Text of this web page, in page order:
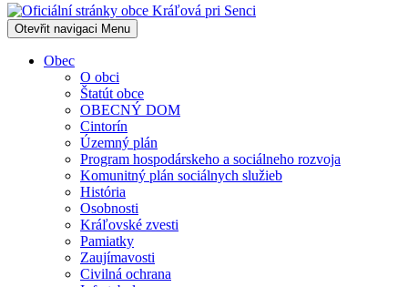
Otevřit navigaci Menu
Obec
O obci
Štatút obce
OBECNÝ DOM
Cintorín
Územný plán
Program hospodárskeho a sociálneho rozvoja
Komunitný plán sociálnych služieb
História
Osobnosti
Kráľovské zvesti
Pamiatky
Zaujímavosti
Civilná ochrana